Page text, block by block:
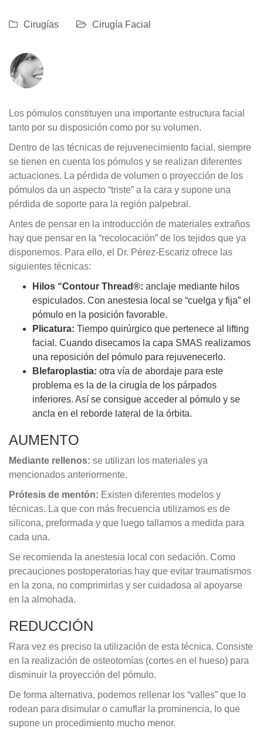
Cirugías Cirugía Facial
Los pómulos constituyen una importante estructura facial
tanto por su disposición como por su volumen.
Dentro de las técnicas de rejuvenecimiento facial, siempre
se tienen en cuenta los pómulos y se realizan diferentes
actuaciones. La pérdida de volumen o proyección de los
pómulos da un aspecto “triste” a la cara y supone una
pérdida de soporte para la región palpebral.
Antes de pensar en la introducción de materiales extraños
hay que pensar en la “recolocación” de los tejidos que ya
disponemos. Para ello, el Dr. Pérez-Escariz ofrece las
siguientes técnicas:
Hilos “Contour Thread®: anclaje mediante hilos
espiculados. Con anestesia local se “cuelga y fija” el
pómulo en la posición favorable.
Plicatura: Tiempo quirúrgico que pertenece al lifting
facial. Cuando disecamos la capa SMAS realizamos
una reposición del pómulo para rejuvenecerlo.
Blefaroplastia: otra vía de abordaje para este
problema es la de la cirugía de los párpados
inferiores. Así se consigue acceder al pómulo y se
ancla en el reborde lateral de la órbita.
AUMENTO
Mediante rellenos: se utilizan los materiales ya
mencionados anteriormente.
Prótesis de mentón: Existen diferentes modelos y
técnicas. La que con más frecuencia utilizamos es de
silicona, preformada y que luego tallamos a medida para
cada una.
Se recomienda la anestesia local con sedación. Como
precauciones postoperatorias hay que evitar traumatismos
en la zona, no comprimirlas y ser cuidadosa al apoyarse
en la almohada.
REDUCCIÓN
Rara vez es preciso la utilización de esta técnica. Consiste
en la realización de osteotomías (cortes en el hueso) para
disminuir la proyección del pómulo.
De forma alternativa, podemos rellenar los “valles” que lo
rodean para disimular o camuflar la prominencia, lo que
supone un procedimiento mucho menor.